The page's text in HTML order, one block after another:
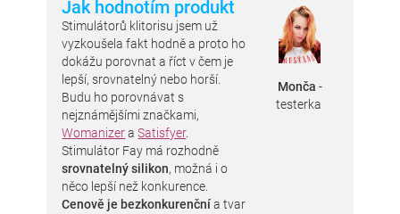
Jak hodnotím produkt
Stimulátorů klitorisu jsem už
vyzkoušela fakt hodně a proto ho
dokážu porovnat a říct v čem je
lepší, srovnatelný nebo horší.
Budu ho porovnávat s
nejznámějšími značkami,
WomanizeraSatisfyer.
Stimulátor Fay má rozhodně
srovnatelný silikon, možná i o
něco lepší než konkurence.
Cenově je bezkonkurenční a tvar
Monča -
testerka